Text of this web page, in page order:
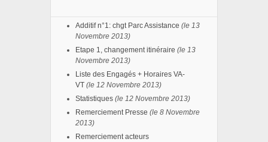
Additif n°1: chgt Parc Assistance (le 13
Novembre 2013)
Etape 1, changement itinéraire (le 13
Novembre 2013)
Liste des Engagés + Horaires VA-
VT (le 12 Novembre 2013)
Statistiques (le 12 Novembre 2013)
Remerciement Presse (le 8 Novembre
2013)
Remerciement acteurs